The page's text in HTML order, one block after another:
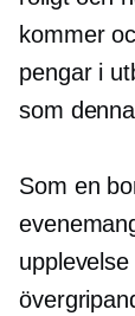
kommer
pengar i
som
Som en